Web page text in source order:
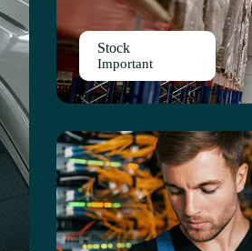
Stock
Important